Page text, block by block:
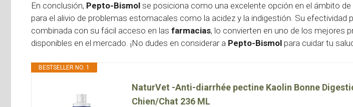
En conclusión, Pepto-Bismol se posiciona como una excelente opción en el ámbito de
para el alivio de problemas estomacales como la acidez y la indigestión. Su efectividad
combinada con su fácil acceso en las farmacias, lo convierten en uno de los mejores
disponibles en el mercado. ¡No dudes en considerar a Pepto-Bismol para cuidar tu
BESTSELLER NO. 1
NaturVet -Anti-diarrhée pectine Kaolin Bonne
Chien/Chat 236 ML